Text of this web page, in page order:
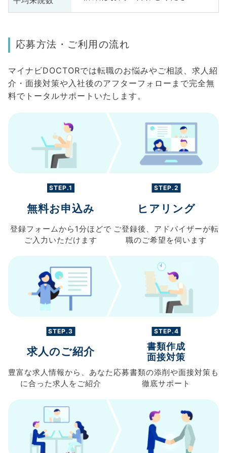
応募方法・ご利用の流れ
マイナビDOCTORでは転職のお悩みやご相談、求人紹
介・面接対策や入社後のアフターフォローまで完全無
料でトータルサポートいたします。
STEP.1
無料お申込み
登録フォームから 1分ほどで
ご入力 いただけます
STEP.2
ヒアリング
ご登録後、 アドバイザーが転
職のご希望を伺います
STEP.3
求人のご紹介
豊富な求人情報から、 あなた
に合った求人を ご紹介
STEP.4
書類作成
面接対策
応募書類の添削や面接対策も
徹底サポート